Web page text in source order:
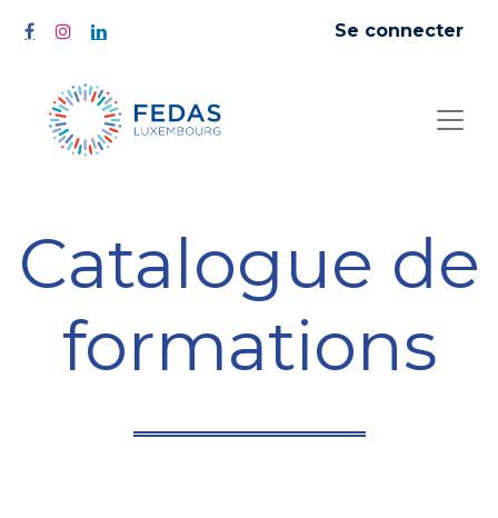
Se connecter
Catalogue de
formations